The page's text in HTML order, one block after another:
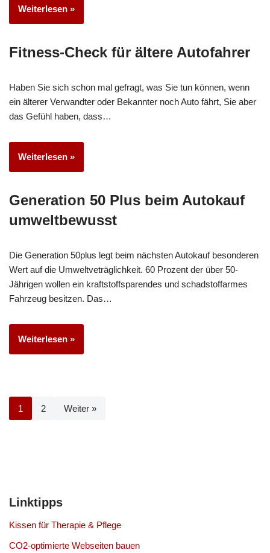
Weiterlesen »
Fitness-Check für ältere Autofahrer
Haben Sie sich schon mal gefragt, was Sie tun können, wenn
ein älterer Verwandter oder Bekannter noch Auto fährt, Sie aber
das Gefühl haben, dass…
Weiterlesen »
Generation 50 Plus beim Autokauf
umweltbewusst
Die Generation 50plus legt beim nächsten Autokauf besonderen
Wert auf die Umweltveträglichkeit. 60 Prozent der über 50-
Jährigen wollen ein kraftstoffsparendes und schadstoffarmes
Fahrzeug besitzen. Das…
Weiterlesen »
1 2 Weiter »
Linktipps
Kissen für Therapie & Pflege
CO2-optimierte Webseiten bauen